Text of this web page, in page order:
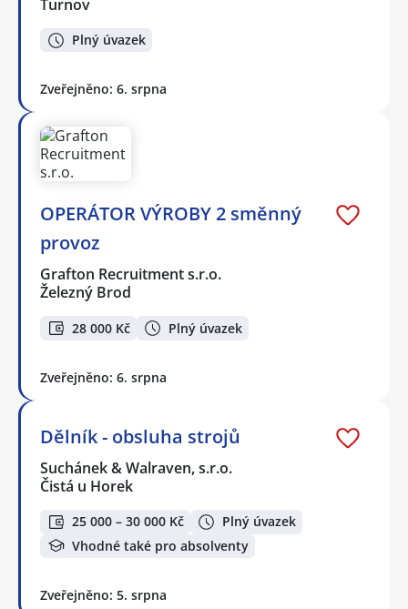
Turnov
Plný úvazek
Zveřejněno: 6. srpna
OPERÁTOR VÝROBY 2 směnný
provoz
Grafton Recruitment s.r.o.
Železný Brod
28 000 Kč Plný úvazek
Zveřejněno: 6. srpna
Dělník - obsluha strojů
Suchánek & Walraven, s.r.o.
Čistá u Horek
25 000 – 30 000 Kč
Plný úvazek
Vhodné také pro absolventy
Zveřejněno: 5. srpna